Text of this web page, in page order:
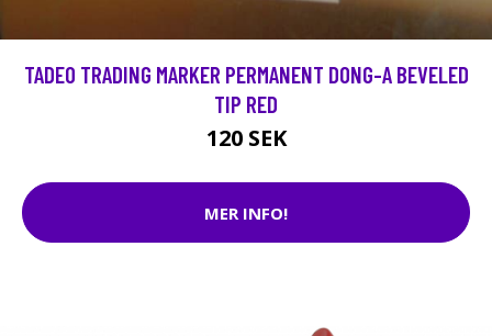
TADEO TRADING MARKER PERMANENT DONG-A BEVELED
TIP RED
120 SEK
MER INFO!